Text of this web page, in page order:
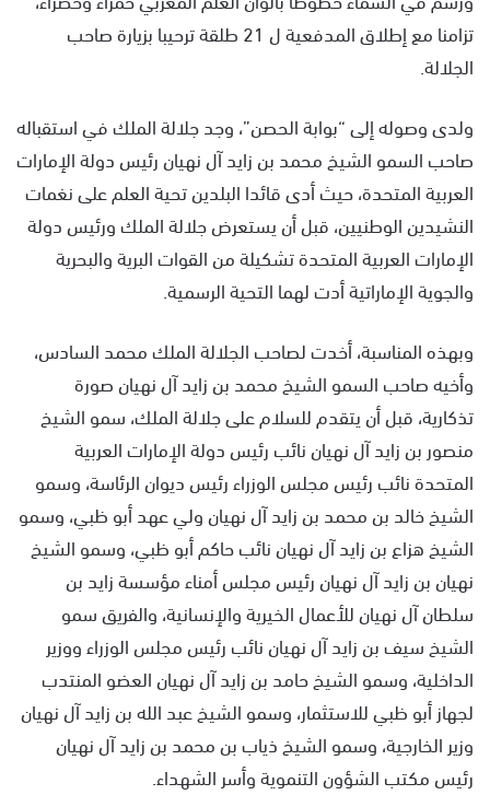
تزامنا مع إطلاق المدفعية ل 21 طلقة ترحيبا بزيارة صاحب
الجلالة.
ولدى وصوله إلى “بوابة الحصن”، وجد جلالة الملك في استقباله
صاحب السمو الشيخ محمد بن زايد آل نهيان رئيس دولة الإمارات
العربية المتحدة، حيث أدى قائدا البلدين تحية العلم على نغمات
النشيدين الوطنيين، قبل أن يستعرض جلالة الملك ورئيس دولة
الإمارات العربية المتحدة تشكيلة من القوات البرية والبحرية
والجوية الإماراتية أدت لهما التحية الرسمية.
وبهذه المناسبة، أخدت لصاحب الجلالة الملك محمد السادس،
وأخيه صاحب السمو الشيخ محمد بن زايد آل نهيان صورة
تذكارية، قبل أن يتقدم للسلام على جلالة الملك، سمو الشيخ
منصور بن زايد آل نهيان نائب رئيس دولة الإمارات العربية
المتحدة نائب رئيس مجلس الوزراء رئيس ديوان الرئاسة، وسمو
الشيخ خالد بن محمد بن زايد آل نهيان ولي عهد أبو ظبي، وسمو
الشيخ هزاع بن زايد آل نهيان نائب حاكم أبو ظبي، وسمو الشيخ
نهيان بن زايد آل نهيان رئيس مجلس أمناء مؤسسة زايد بن
سلطان آل نهيان للأعمال الخيرية والإنسانية، والفريق سمو
الشيخ سيف بن زايد آل نهيان نائب رئيس مجلس الوزراء ووزير
الداخلية، وسمو الشيخ حامد بن زايد آل نهيان العضو المنتدب
لجهاز أبو ظبي للاستثمار، وسمو الشيخ عبد الله بن زايد آل نهيان
وزير الخارجية، وسمو الشيخ ذياب بن محمد بن زايد آل نهيان
رئيس مكتب الشؤون التنموية وأسر الشهداء.